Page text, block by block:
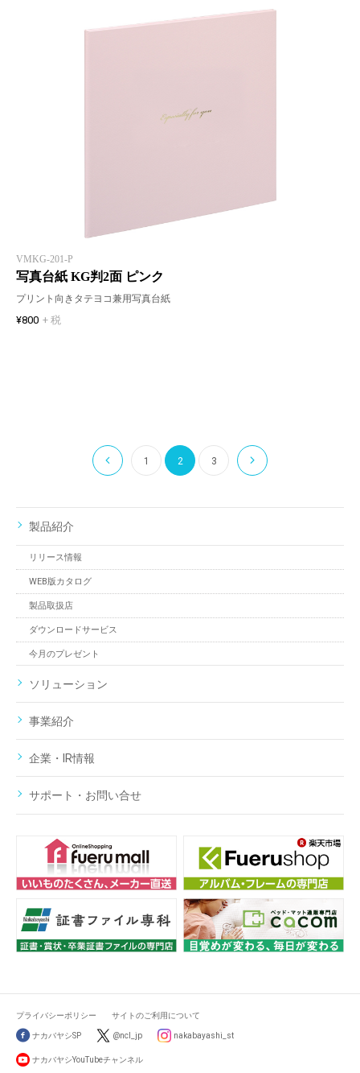
VMKG-201-P
写真台紙 KG判2面 ピンク
プリント向きタテヨコ兼用写真台紙
¥800 + 税
1 2 3
製品紹介
リリース情報
WEB版カタログ
製品取扱店
ダウンロードサービス
今月のプレゼント
ソリューション
事業紹介
企業・IR情報
サポート・お問い合せ
プライバシーポリシー サイトのご利用について
ナカバヤシSP @ncl_jp nakabayashi_st
ナカバヤシYouTubeチャンネル